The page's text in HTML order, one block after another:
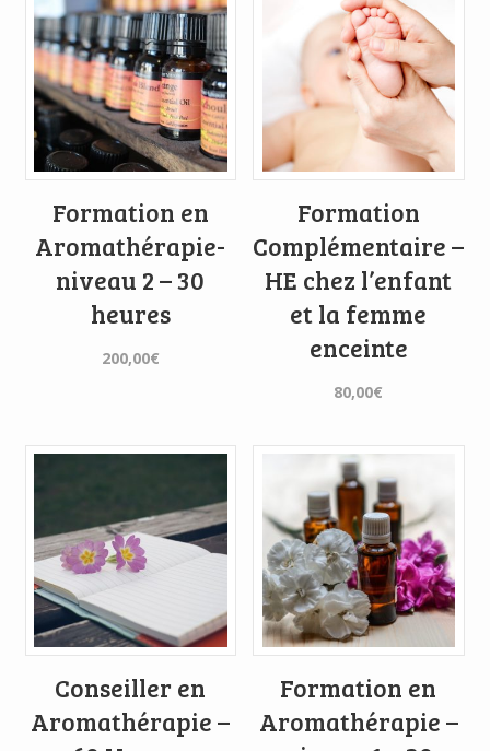
Formation en
Aromathérapie-
niveau 2 – 30
heures
200,00€
Formation
Complémentaire –
HE chez l’enfant
et la femme
enceinte
80,00€
Conseiller en
Aromathérapie –
Formation en
Aromathérapie –